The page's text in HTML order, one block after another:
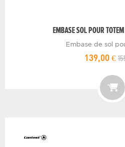
EMBASE SOL POUR
Embase de sol
139,00 €